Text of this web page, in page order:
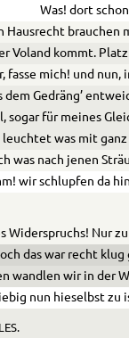
Was! dort
Hausrecht brauchen
Voland kommt.
fasse mich! und nun,
dem Gedräng’
sogar für meines
was mit ganz
was nach jenen
wir schlupfen da
Widerspruchs! Nur
das war recht
wandlen wir in der
nun hieselbst zu